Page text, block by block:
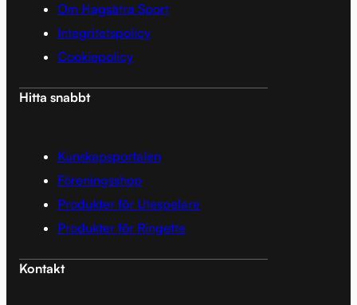
Om Hagsätra Sport
Integritetspolicy
Cookiepolicy
Hitta snabbt
Kunskapsportalen
Föreningsshop
Produkter för Utespelare
Produkter för Ringette
Kontakt